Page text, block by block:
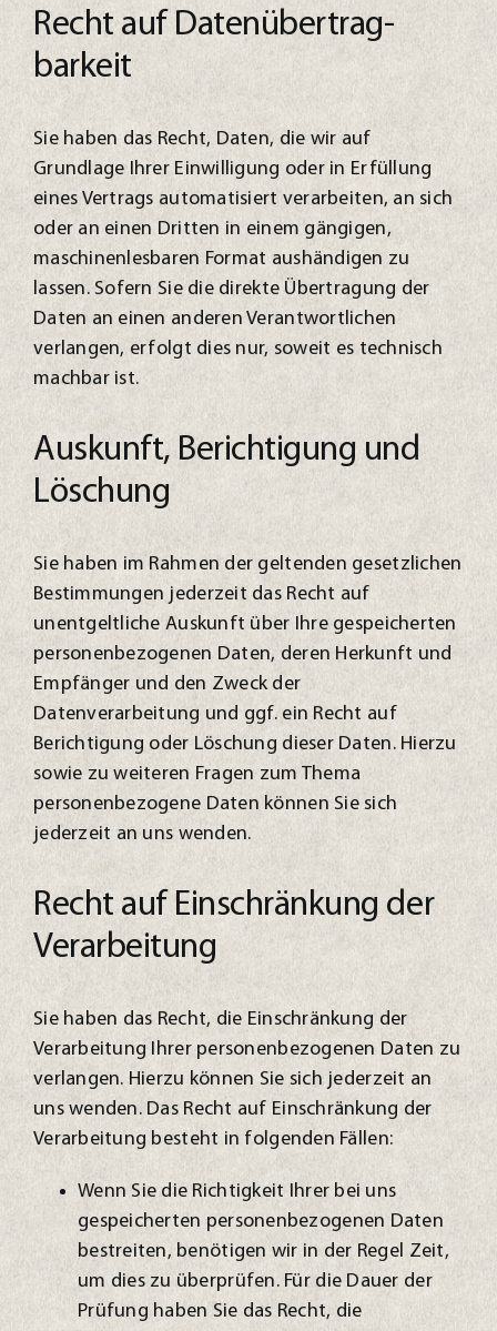
Recht auf Daten­übertrag­
barkeit
Sie haben das Recht, Daten, die wir auf
Grundlage Ihrer Einwilligung oder in Erfüllung
eines Vertrags automatisiert verarbeiten, an sich
oder an einen Dritten in einem gängigen,
maschinenlesbaren Format aushändigen zu
lassen. Sofern Sie die direkte Übertragung der
Daten an einen anderen Verantwortlichen
verlangen, erfolgt dies nur, soweit es technisch
machbar ist.
Auskunft, Berichtigung und
Löschung
Sie haben im Rahmen der geltenden gesetzlichen
Bestimmungen jederzeit das Recht auf
unentgeltliche Auskunft über Ihre gespeicherten
personenbezogenen Daten, deren Herkunft und
Empfänger und den Zweck der
Datenverarbeitung und ggf. ein Recht auf
Berichtigung oder Löschung dieser Daten. Hierzu
sowie zu weiteren Fragen zum Thema
personenbezogene Daten können Sie sich
jederzeit an uns wenden.
Recht auf Einschränkung der
Verarbeitung
Sie haben das Recht, die Einschränkung der
Verarbeitung Ihrer personenbezogenen Daten zu
verlangen. Hierzu können Sie sich jederzeit an
uns wenden. Das Recht auf Einschränkung der
Verarbeitung besteht in folgenden Fällen:
Wenn Sie die Richtigkeit Ihrer bei uns
gespeicherten personenbezogenen Daten
bestreiten, benötigen wir in der Regel Zeit,
um dies zu überprüfen. Für die Dauer der
Prüfung haben Sie das Recht, die